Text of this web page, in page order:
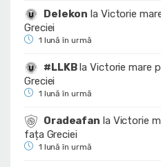
Delekon la Victorie
Greciei
1 lună în urmă
#LLKBlaVictorie mare
Greciei
1 lună în urmă
Oradeafan la Victorie
fața Greciei
1 lună în urmă